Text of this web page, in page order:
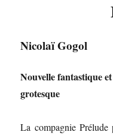
Nicolaï Gogol
Nouvelle fantastique et
grotesque
La compagnie Prélude